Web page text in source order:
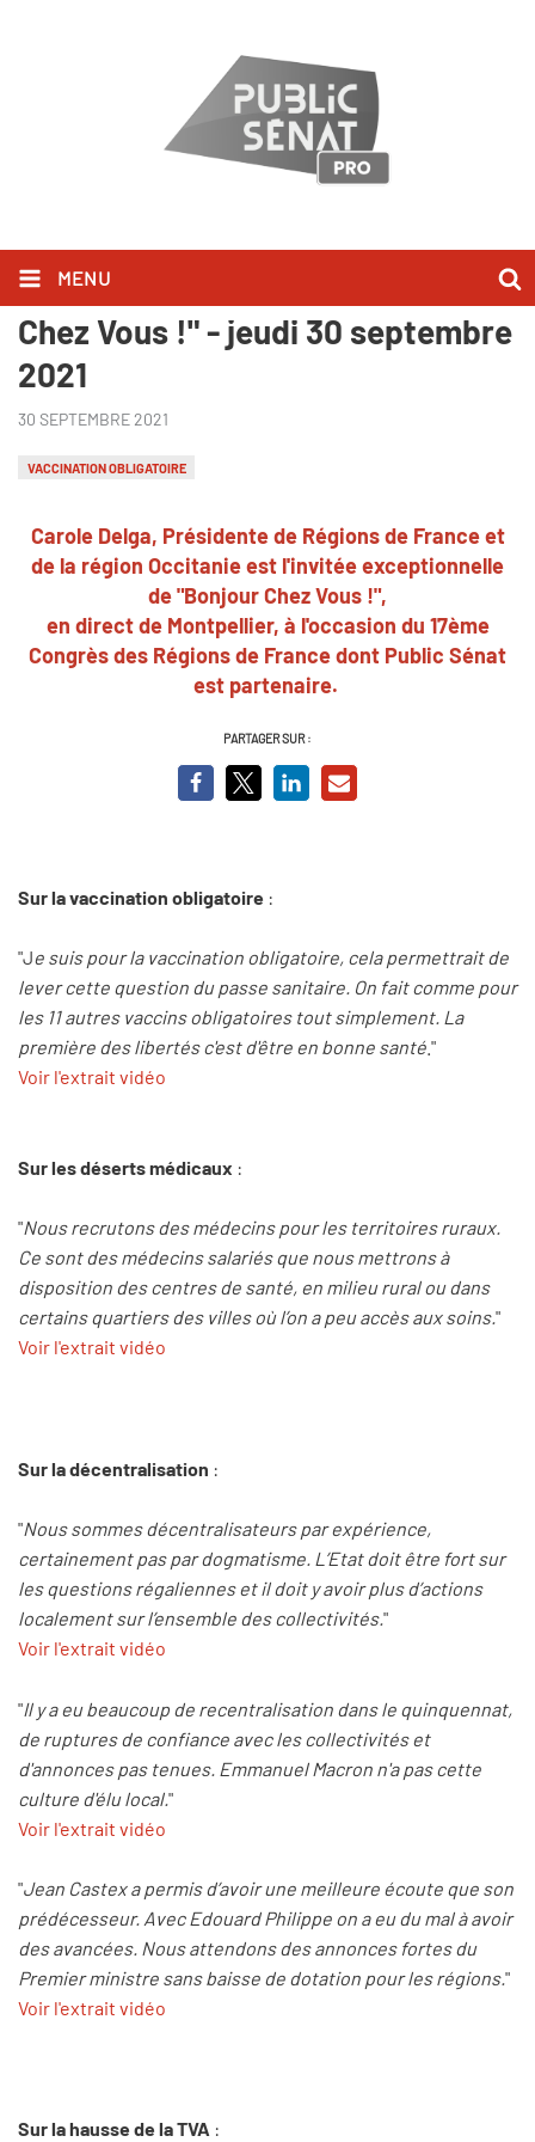
MENU
Carole Delga l'a dit dans "Bonjour
Chez Vous !" - jeudi 30 septembre
2021
30 SEPTEMBRE 2021
VACCINATION OBLIGATOIRE
Carole Delga, Présidente de Régions de France et
de la région Occitanie est l'invitée exceptionnelle
de "Bonjour Chez Vous !",
en direct de Montpellier, à l'occasion du 17ème
Congrès des Régions de France dont Public Sénat
est partenaire.
PARTAGER SUR :
Sur la vaccination obligatoire :
"Je suis pour la vaccination obligatoire, cela permettrait de
lever cette question du passe sanitaire. On fait comme pour
les 11 autres vaccins obligatoires tout simplement. La
première des libertés c'est d'être en bonne santé ."
Voir l'extrait vidéo
Sur les déserts médicaux :
"Nous recrutons des médecins pour les territoires ruraux.
Ce sont des médecins salariés que nous mettrons à
disposition des centres de santé, en milieu rural ou dans
certains quartiers des villes où l’on a peu accès aux soins."
Voir l'extrait vidéo
Sur la décentralisation :
"Nous sommes décentralisateurs par expérience,
certainement pas par dogmatisme. L’Etat doit être fort sur
les questions régaliennes et il doit y avoir plus d’actions
localement sur l’ensemble des collectivités."
Voir l'extrait vidéo
"Il y a eu beaucoup de recentralisation dans le quinquennat,
de ruptures de confiance avec les collectivités et
d'annonces pas tenues. Emmanuel Macron n'a pas cette
culture d'élu local."
Voir l'extrait vidéo
"Jean Castex a permis d’avoir une meilleure écoute que son
prédécesseur. Avec Edouard Philippe on a eu du mal à avoir
des avancées. Nous attendons des annonces fortes du
Premier ministre sans baisse de dotation pour les régions."
Voir l'extrait vidéo
Sur la hausse de la TVA :